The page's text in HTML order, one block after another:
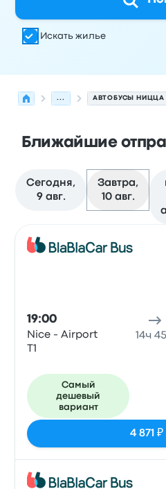
Искать жилье
... АВТОБУСЫ НИЦЦА
Ближайшие
Сегодня,
9 авг.
Завтра,
10 авг.
19:00
Nice - Airport
T1
14ч
Самый
дешевый
вариант
4 871 ₽